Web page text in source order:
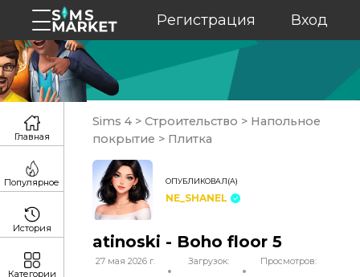
Регистрация Вход
Sims 4 > Строительство > Напольное
покрытие > Плитка
ОПУБЛИКОВАЛ(А)
NE_SHANEL
atinoski - Boho floor 5
27 мая 2026 г.
Загрузок:
Просмотров:
Главная
Популярное
История
Категории